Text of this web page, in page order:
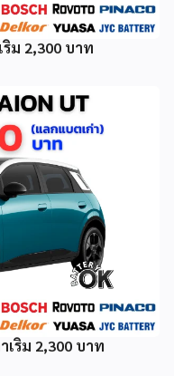
ริ่ม 2,300 บาท
เริ่ม 2,300 บาท